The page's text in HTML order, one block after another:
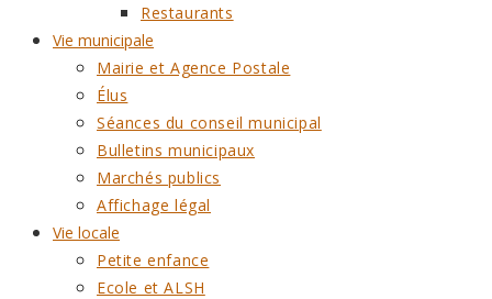
Restaurants
Vie municipale
Mairie et Agence Postale
Élus
Séances du conseil municipal
Bulletins municipaux
Marchés publics
Affichage légal
Vie locale
Petite enfance
Ecole et ALSH